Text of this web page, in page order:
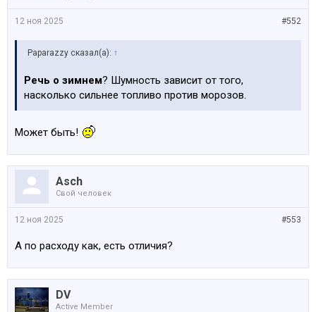
#552
12 ноя 2025
Paparazzy сказал(а): ↑
Речь о зимнем? Шумность зависит от того,
насколько сильнее топливо против морозов.
Может быть!
Asch
Свой человек
#553
12 ноя 2025
А по расходу как, есть отличия?
DV
Active Member